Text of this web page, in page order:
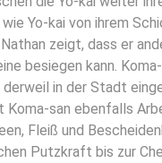
Yo-kai von ihrem
zeigt, dass er
besiegen kann.
derweil in der Stadt
san ebenfalls
Fleiß und
Putzkraft bis zur